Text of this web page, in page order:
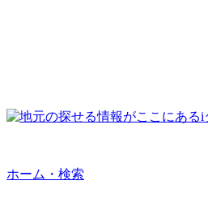
ホーム・検索